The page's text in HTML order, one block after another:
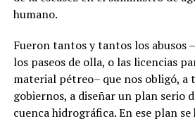
humano.
Fueron tantos y tantos los abusos
los paseos de olla, o las licencias
material pétreo– que nos obligó, a
gobiernos, a diseñar un plan serio
cuenca hidrográfica. En ese plan